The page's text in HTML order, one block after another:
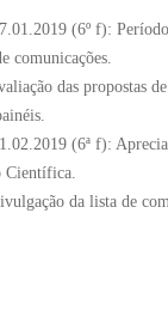
(6º f):
comunicações.
das propostas
(6ª f):
Científica.
da lista de